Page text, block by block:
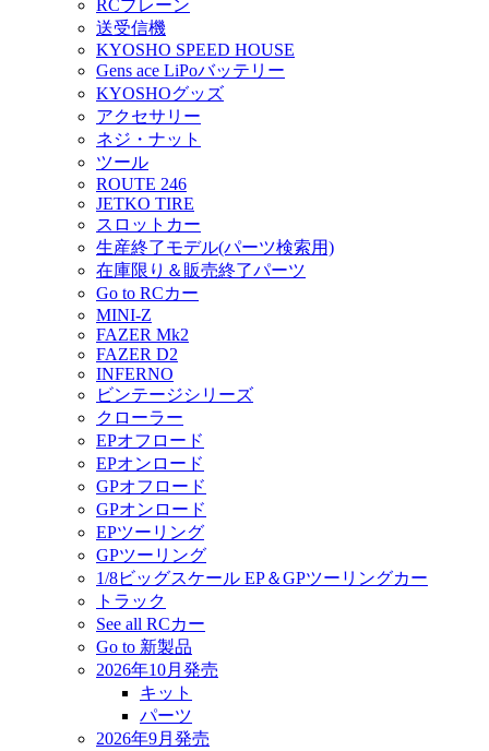
RCプレーン
送受信機
KYOSHO SPEED HOUSE
Gens ace LiPoバッテリー
KYOSHOグッズ
アクセサリー
ネジ・ナット
ツール
ROUTE 246
JETKO TIRE
スロットカー
生産終了モデル(パーツ検索用)
在庫限り＆販売終了パーツ
Go to RCカー
MINI-Z
FAZER Mk2
FAZER D2
INFERNO
ビンテージシリーズ
クローラー
EPオフロード
EPオンロード
GPオフロード
GPオンロード
EPツーリング
GPツーリング
1/8ビッグスケール EP＆GPツーリングカー
トラック
See all RCカー
Go to 新製品
2026年10月発売
キット
パーツ
2026年9月発売